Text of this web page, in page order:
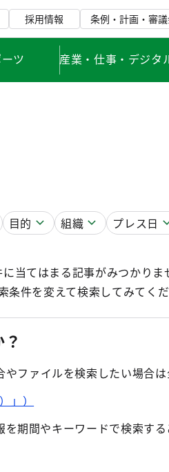
採用情報 条例・計画・審
ツ 産業・仕事・デジタ
目的 組織 プレス日
当てはまる記事がみつかりま
条件を変えて検索してみてくだ
ファイルを検索したい場合
」）
期間やキーワードで検索する